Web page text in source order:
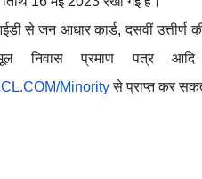
से जन आधार कार्ड, दसवीं
मूल निवास प्रमाण पत्र
Minorityसे प्राप्त कर